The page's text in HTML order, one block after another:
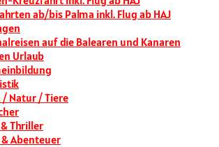
ab/bis Palma inkl. Flug ab HAJ
auf die Balearen und Kanaren
Urlaub
/ Natur / Tiere
Thriller
& Abenteuer